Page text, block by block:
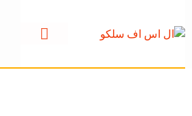
برای دسترسی به محصولات